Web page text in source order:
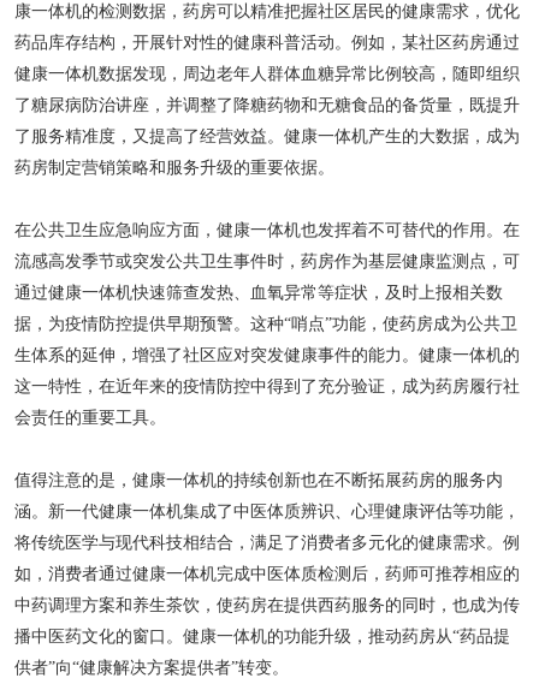
康一体机的检测数据，药房可以精准把握社区居民的健康需求，优化
药品库存结构，开展针对性的健康科普活动。例如，某社区药房通过
健康一体机数据发现，周边老年人群体血糖异常比例较高，随即组织
了糖尿病防治讲座，并调整了降糖药物和无糖食品的备货量，既提升
了服务精准度，又提高了经营效益。健康一体机产生的大数据，成为
药房制定营销策略和服务升级的重要依据。
在公共卫生应急响应方面，健康一体机也发挥着不可替代的作用。在
流感高发季节或突发公共卫生事件时，药房作为基层健康监测点，可
通过健康一体机快速筛查发热、血氧异常等症状，及时上报相关数
据，为疫情防控提供早期预警。这种“哨点”功能，使药房成为公共卫
生体系的延伸，增强了社区应对突发健康事件的能力。健康一体机的
这一特性，在近年来的疫情防控中得到了充分验证，成为药房履行社
会责任的重要工具。
值得注意的是，健康一体机的持续创新也在不断拓展药房的服务内
涵。新一代健康一体机集成了中医体质辨识、心理健康评估等功能，
将传统医学与现代科技相结合，满足了消费者多元化的健康需求。例
如，消费者通过健康一体机完成中医体质检测后，药师可推荐相应的
中药调理方案和养生茶饮，使药房在提供西药服务的同时，也成为传
播中医药文化的窗口。健康一体机的功能升级，推动药房从“药品提
供者”向“健康解决方案提供者”转变。